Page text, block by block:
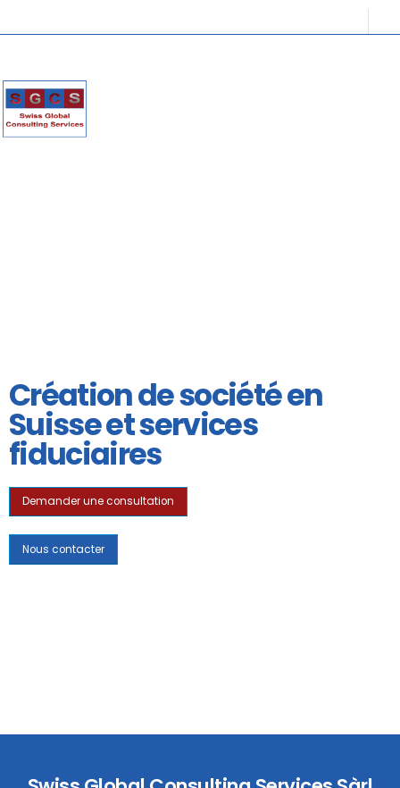
Création de société en
Suisse et services
fiduciaires
Demander une consultation
Nous contacter